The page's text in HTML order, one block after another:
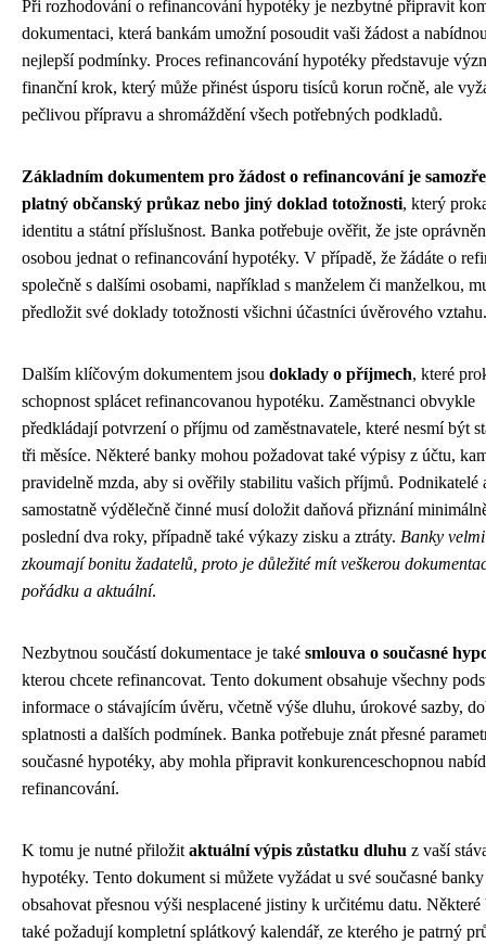
Při rozhodování o refinancování hypotéky je nezbytné připravit
dokumentaci, která bankám umožní posoudit vaši žádost a
nejlepší podmínky. Proces refinancování hypotéky představuje
finanční krok, který může přinést úsporu tisíců korun ročně, ale
pečlivou přípravu a shromáždění všech potřebných podkladů.
Základním dokumentem pro žádost o refinancování je
platný občanský průkaz nebo jiný doklad totožnosti, který
identitu a státní příslušnost. Banka potřebuje ověřit, že jste
osobou jednat o refinancování hypotéky. V případě, že žádáte o
společně s dalšími osobami, například s manželem či manželkou,
předložit své doklady totožnosti všichni účastníci úvěrového vztahu.
Dalším klíčovým dokumentem jsou doklady o příjmech, které
schopnost splácet refinancovanou hypotéku. Zaměstnanci obvykle
předkládají potvrzení o příjmu od zaměstnavatele, které nesmí být
tři měsíce. Některé banky mohou požadovat také výpisy z účtu,
pravidelně mzda, aby si ověřily stabilitu vašich příjmů. Podnikatelé
samostatně výdělečně činné musí doložit daňová přiznání
poslední dva roky, případně také výkazy zisku a ztráty. Banky
zkoumají bonitu žadatelů, proto je důležité mít veškerou
pořádku a aktuální.
Nezbytnou součástí dokumentace je také smlouva o současné
kterou chcete refinancovat. Tento dokument obsahuje všechny
informace o stávajícím úvěru, včetně výše dluhu, úrokové sazby,
splatnosti a dalších podmínek. Banka potřebuje znát přesné
současné hypotéky, aby mohla připravit konkurenceschopnou
refinancování.
K tomu je nutné přiložit aktuální výpis zůstatku dluhu z vaší
hypotéky. Tento dokument si můžete vyžádat u své současné
obsahovat přesnou výši nesplacené jistiny k určitému datu. Některé
také požadují kompletní splátkový kalendář, ze kterého je patrný